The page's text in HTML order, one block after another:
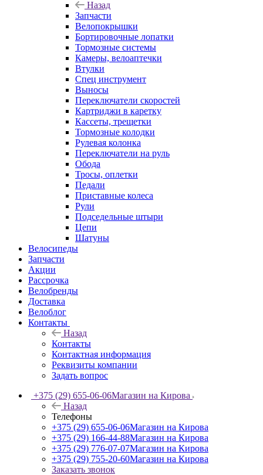
Назад
Запчасти
Велопокрышки
Бортировочные лопатки
Тормозные системы
Камеры, велоаптечки
Втулки
Спец инструмент
Выносы
Переключатели скоростей
Картриджи в каретку
Кассеты, трещетки
Тормозные колодки
Рулевая колонка
Переключатели на руль
Обода
Тросы, оплетки
Педали
Приставные колеса
Рули
Подседельные штыри
Цепи
Шатуны
Велосипеды
Запчасти
Акции
Рассрочка
Велобренды
Доставка
Велоблог
Контакты
Назад
Контакты
Контактная информация
Реквизиты компании
Задать вопрос
+375 (29) 655-06-06Магазин на Кирова
Назад
Телефоны
+375 (29) 655-06-06Магазин на Кирова
+375 (29) 166-44-88Магазин на Кирова
+375 (29) 776-07-07Магазин на Кирова
+375 (29) 755-20-60Магазин на Кирова
Заказать звонок